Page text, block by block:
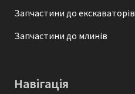
Запчастини до екскаваторів
Запчастини до млинів
Навігація